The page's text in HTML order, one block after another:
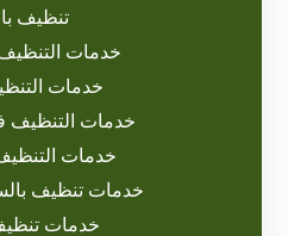
تنظيف
خدمات
خدمات
خدمات التنظيف
خدمات
خدمات تنظيف
خدمات